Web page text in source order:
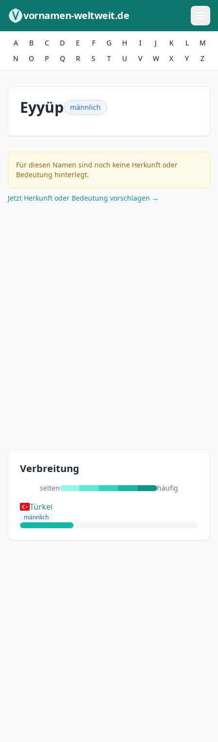
vornamen-weltweit.de
A B C D E F G H I J K L
M
N
O P Q R S T U V W X Y Z
Eyyüp männlich
Für diesen Namen sind noch keine Herkunft oder
Bedeutung hinterlegt.
Jetzt Herkunft oder Bedeutung vorschlagen →
Verbreitung
selten häufig
Türkei
männlich